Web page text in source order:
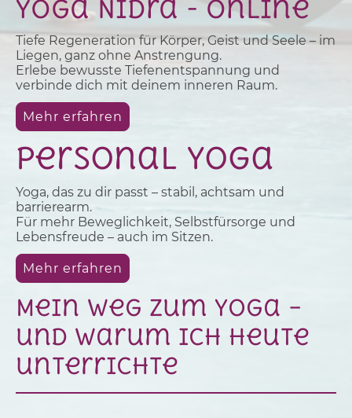
Yoga Nidra - online
Tiefe Regeneration für Körper, Geist und Seele – im
Liegen, ganz ohne Anstrengung.
Erlebe bewusste Tiefenentspannung und
verbinde dich mit deinem inneren Raum.
Mehr erfahren
Personal yoga
Yoga, das zu dir passt – stabil, achtsam und
barrierearm.
Für mehr Beweglichkeit, Selbstfürsorge und
Lebensfreude – auch im Sitzen.
Mehr erfahren
Mein Weg zum Yoga –
und warum ich heute
unterrichte